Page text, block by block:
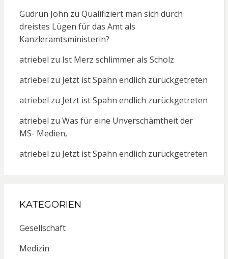
Gudrun John zu Qualifiziert man sich durch
dreistes Lügen für das Amt als
Kanzleramtsministerin?
atriebel zu Ist Merz schlimmer als Scholz
atriebel zu Jetzt ist Spahn endlich zurückgetreten
atriebel zu Jetzt ist Spahn endlich zurückgetreten
atriebel zu Was für eine Unverschämtheit der
MS- Medien,
atriebel zu Jetzt ist Spahn endlich zurückgetreten
KATEGORIEN
Gesellschaft
Medizin